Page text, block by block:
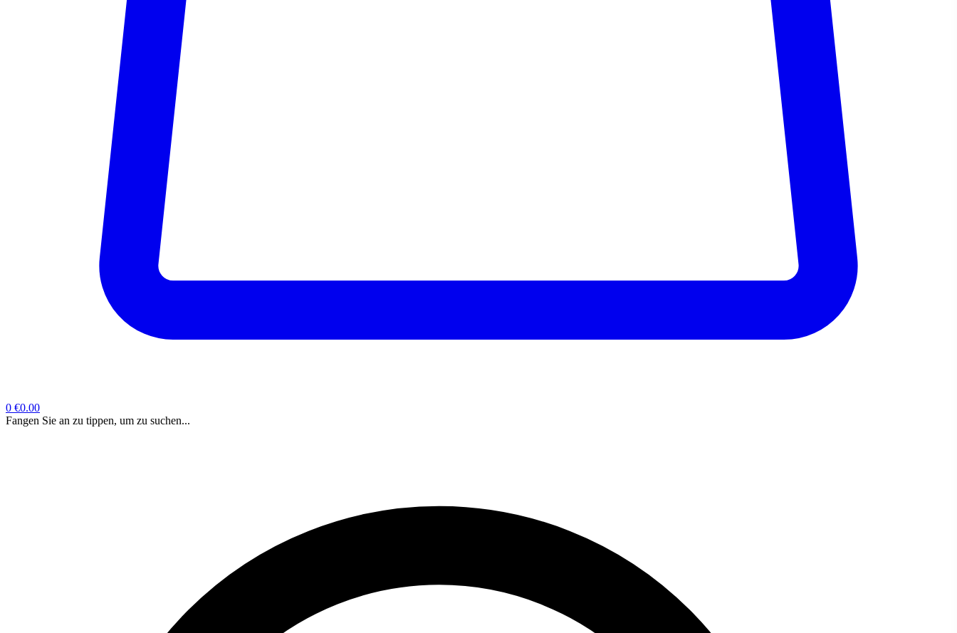
0 €0.00
Fangen Sie an zu tippen, um zu suchen...